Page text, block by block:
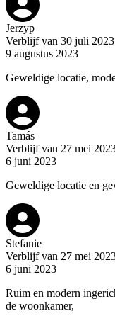
Jerzyp
Verblijf van 30 juli
9 augustus 2023
Geweldige locatie,
Tamás
Verblijf van 27 mei
6 juni 2023
Geweldige locatie en
Stefanie
Verblijf van 27 mei
6 juni 2023
Ruim en modern
de woonkamer,